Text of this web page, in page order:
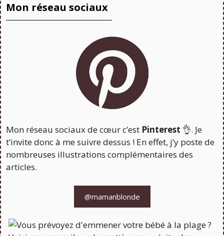
Mon réseau sociaux
Mon réseau sociaux de cœur c’est Pinterest 👌. Je
t’invite donc à me suivre dessus ! En effet, j’y poste de
nombreuses illustrations complémentaires des
articles.
@mamanblonde